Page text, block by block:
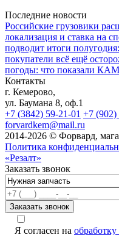
Последние новости
Российские грузовики
локализация и ставка на
подводит итоги
покупатели всё ещё
погоды: что показали
Контакты
г. Кемерово,
ул. Баумана 8, оф.1
+7 (3842) 59-21-01 +7 (902)
forvardkem@mail.ru
2014-2026 © Форвард,
Политика
«Резалт»
Заказать звонок
Я согласен на